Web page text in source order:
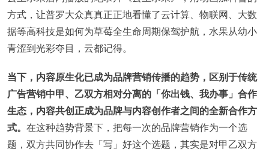
方式，让普罗大众真真正正地看懂了云计算、物联网、大数
据等高科技是如何为草莓全生命周期保驾护航，水果从幼小
青涩到光彩夺目，云都记得。
当下，内容原生化已成为品牌营销传播的趋势，区别于传统
广告营销中甲、乙双方相对分离的「你出钱、我办事」合作
生态，内容共创正成为品牌与内容创作者之间的全新合作方
式。 在这种趋势背景下，把每一次的品牌营销作为一个选
题，双方共同协作去「写」好这个选题，其实是对甲乙双方